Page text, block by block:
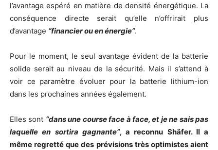
l’avantage espéré en matière de densité énergétique. La
conséquence directe serait qu’elle n’offrirait plus
d’avantage “financier ou en énergie”.
Pour le moment, le seul avantage évident de la batterie
solide serait au niveau de la sécurité. Mais il s’attend à
voir ce paramètre évoluer pour la batterie lithium-ion
dans les prochaines années également.
Elles sont “dans une course face à face, et je ne sais pas
laquelle en sortira gagnante”, a reconnu Shäfer. Il a
même regretté que des prévisions très optimistes aient